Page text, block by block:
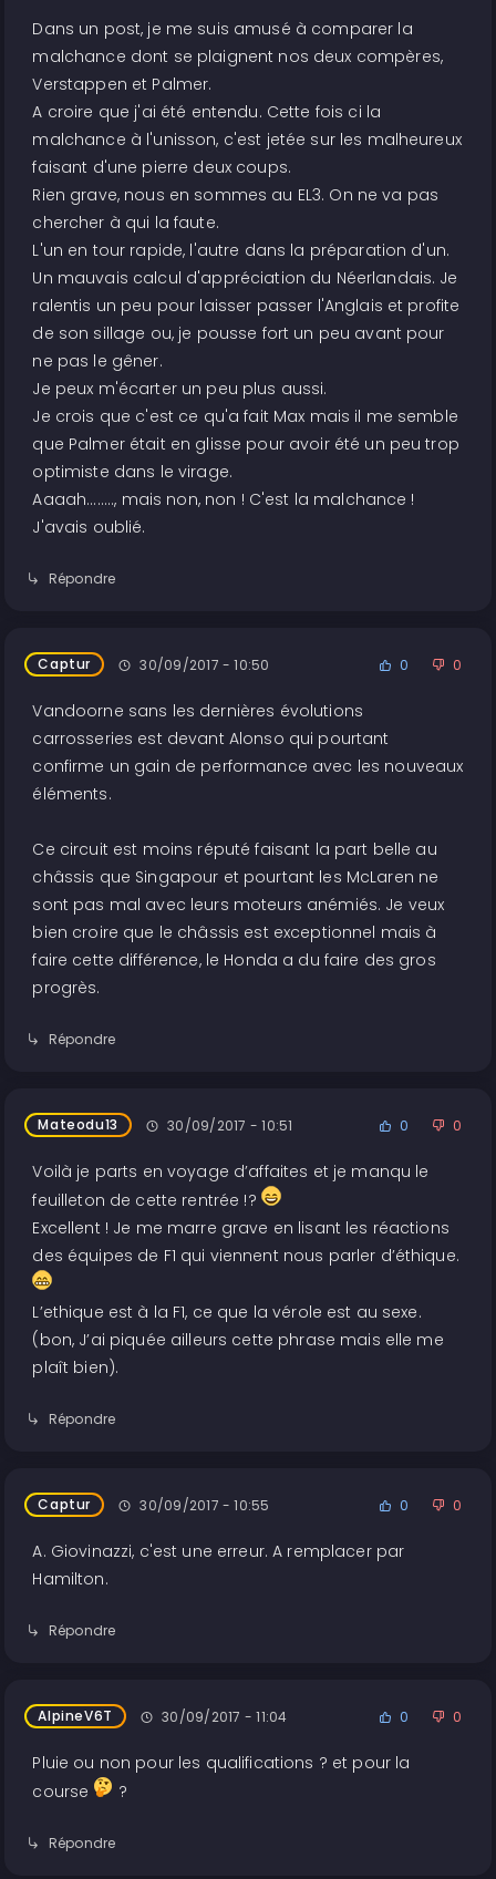
Dans un post, je me suis amusé à comparer la
malchance dont se plaignent nos deux compères,
Verstappen et Palmer.
A croire que j'ai été entendu. Cette fois ci la
malchance à l'unisson, c'est jetée sur les malheureux
faisant d'une pierre deux coups.
Rien grave, nous en sommes au EL3. On ne va pas
chercher à qui la faute.
L'un en tour rapide, l'autre dans la préparation d'un.
Un mauvais calcul d'appréciation du Néerlandais. Je
ralentis un peu pour laisser passer l'Anglais et profite
de son sillage ou, je pousse fort un peu avant pour
ne pas le gêner.
Je peux m'écarter un peu plus aussi.
Je crois que c'est ce qu'a fait Max mais il me semble
que Palmer était en glisse pour avoir été un peu trop
optimiste dans le virage.
Aaaah........, mais non, non ! C'est la malchance !
J'avais oublié.
Répondre
Captur 30/09/2017 - 10:50 0 0
Vandoorne sans les dernières évolutions
carrosseries est devant Alonso qui pourtant
confirme un gain de performance avec les nouveaux
éléments.
Ce circuit est moins réputé faisant la part belle au
châssis que Singapour et pourtant les McLaren ne
sont pas mal avec leurs moteurs anémiés. Je veux
bien croire que le châssis est exceptionnel mais à
faire cette différence, le Honda a du faire des gros
progrès.
Répondre
Mateodu13 30/09/2017 - 10:51 0 0
Voilà je parts en voyage d’affaites et je manqu le
feuilleton de cette rentrée !?
Excellent ! Je me marre grave en lisant les réactions
des équipes de F1 qui viennent nous parler d’éthique.
L’ethique est à la F1, ce que la vérole est au sexe.
(bon, J’ai piquée ailleurs cette phrase mais elle me
plaît bien).
Répondre
Captur 30/09/2017 - 10:55 0 0
A. Giovinazzi, c'est une erreur. A remplacer par
Hamilton.
Répondre
AlpineV6T 30/09/2017 - 11:04 0 0
Pluie ou non pour les qualifications ? et pour la
course
?
Répondre